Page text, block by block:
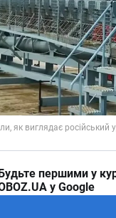
Будьте першими у
у Google